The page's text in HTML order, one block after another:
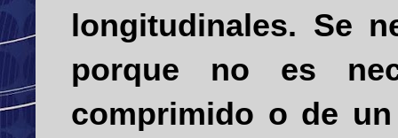
longitudinales. Se
porque no es
comprimido o de